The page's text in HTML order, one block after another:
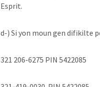
Esprit.
d-) Si yon moun gen difikilte
321 206-6275 PIN 5422085